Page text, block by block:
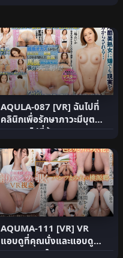
AQULA-087 [VR] ฉันไปที่
คลินิกเพื่อรักษาภาวะมีบุตร
ยากและไปที่ห้องเก.
AQUMA-111 [VR] VR
แอบดูที่คุณนั่งและแอบดู
กางเกงของใครบางคนจาก